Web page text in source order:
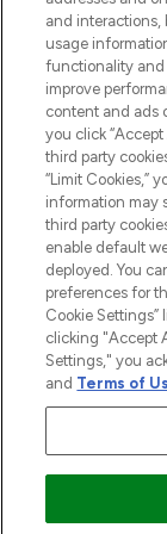
Do
À
Payer en
and interactions,
usage
functionality and
improve
content and ads
you click
third party
“Limit Cookies,”
information may
third party
enable default
deployed. You
preferences for
Cookie Settings”
clicking "Accept
Settings," you
and Terms of